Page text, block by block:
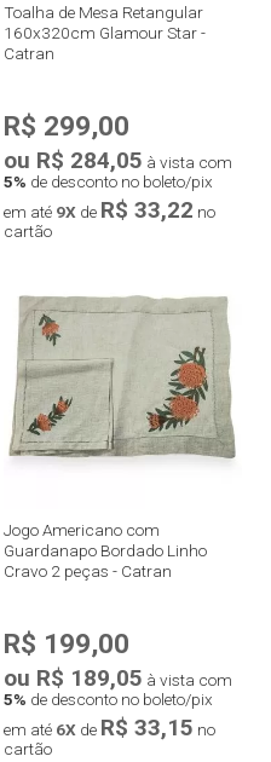
Toalha de Mesa Retangular
160x320cm Glamour Star -
Catran
R$ 299,00
ou R$ 284,05 à vista com
5% de desconto no boleto/pix
em até 9X de R$ 33,22 no
cartão
Compra rápida
Jogo Americano com
Guardanapo Bordado Linho
Cravo 2 peças - Catran
R$ 199,00
ou R$ 189,05 à vista com
5% de desconto no boleto/pix
em até 6X de R$ 33,15 no
cartão